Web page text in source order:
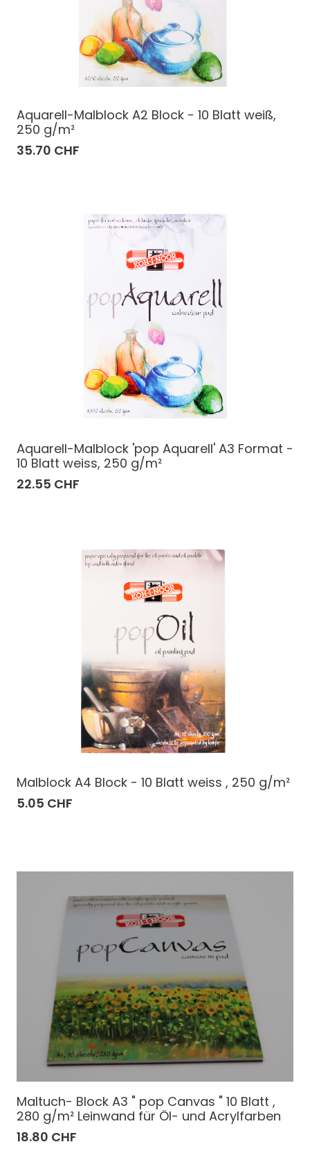
Aquarell-Malblock A2 Block - 10 Blatt weiß,
250 g/m²
35.70 CHF
Aquarell-Malblock 'pop Aquarell' A3 Format -
10 Blatt weiss, 250 g/m²
22.55 CHF
Malblock A4 Block - 10 Blatt weiss , 250 g/m²
5.05 CHF
Maltuch- Block A3 " pop Canvas " 10 Blatt ,
280 g/m² Leinwand für Öl- und Acrylfarben
18.80 CHF